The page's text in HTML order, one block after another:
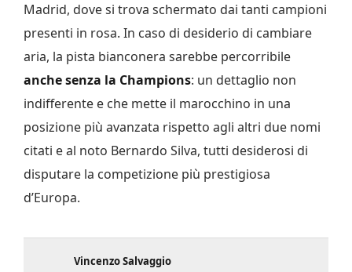
Madrid, dove si trova schermato dai tanti campioni
presenti in rosa. In caso di desiderio di cambiare
aria, la pista bianconera sarebbe percorribile
anche senza la Champions: un dettaglio non
indifferente e che mette il marocchino in una
posizione più avanzata rispetto agli altri due nomi
citati e al noto Bernardo Silva, tutti desiderosi di
disputare la competizione più prestigiosa
d’Europa.
Vincenzo Salvaggio